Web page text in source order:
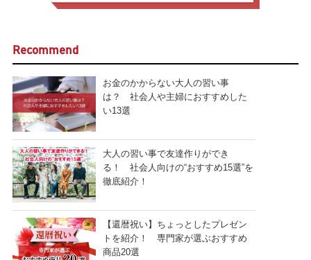
Recommend
お金のかからない大人の習い事
は？ 社会人や主婦におすすめした
い13選
大人の習い事で友達作りができ
る！ 社会人向けの“おすすめ15選”を
徹底紹介！
【還暦祝い】ちょっとしたプレゼン
トを紹介！ 専門家が選ぶおすすめ
商品20選